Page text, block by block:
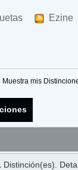
Ezine
Muestra mis
Distinción(es).